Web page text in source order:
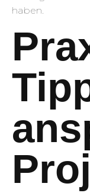
haben.